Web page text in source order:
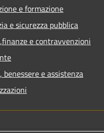
e formazione
e sicurezza pubblica
e contravvenzioni
benessere e assistenza